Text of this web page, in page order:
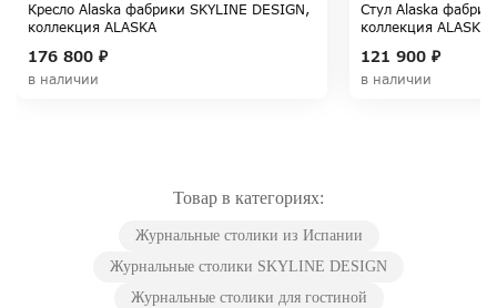
Кресло Alaska фабрики SKYLINE DESIGN,
коллекция ALASKA
176 800 ₽
в наличии
Стул Alaska
коллекция ALASKA
121 900 ₽
в наличии
Товар в категориях:
Журнальные столики из Испании
Журнальные столики SKYLINE DESIGN
Журнальные столики для гостиной